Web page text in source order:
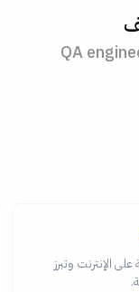
QA
الإنترنت وتبرز